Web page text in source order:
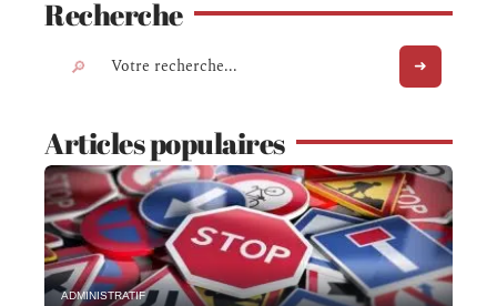
Recherche
Articles populaires
ADMINISTRATIF